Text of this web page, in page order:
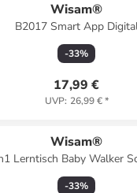
Wisam®
B2017 Smart App
Personenwaage Bluetooth
Android Schwarz
-33%
17,99 €
UVP: 26,99 €*
Wisam®
Lerntisch Baby Walker
Lernspielzeug
-33%